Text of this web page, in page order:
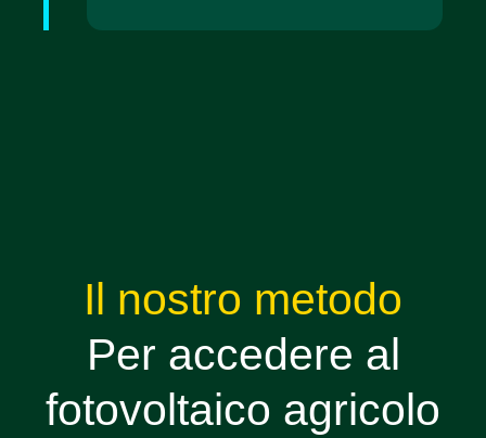
Il nostro metodo
Per accedere al
fotovoltaico agricolo